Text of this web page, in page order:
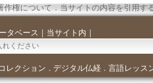
作権について．当サイトの内容を引用す
タベース ｜ 当サイト内 ｜
レクション ． デジタル仏経． 言語レッス